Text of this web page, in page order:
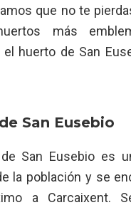
que no te
más
el huerto de San
San Eusebio
San Eusebio es
la población y se
a Carcaixent.